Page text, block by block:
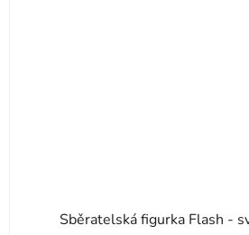
Sběratelská figurka Flash -